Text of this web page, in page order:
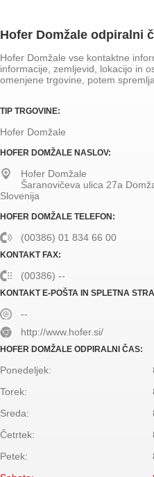
Hofer Domžale odpiralni
Hofer Domžale vse kontaktne
informacije, zemljevid, lokacijo in
omenjene trgovine, potem
TIP TRGOVINE:
Hofer Domžale
HOFER DOMŽALE NASLOV:
Hofer Domžale
Šaranovičeva ulica 27a
Slovenija
HOFER DOMŽALE TELEFON:
(00386) 01 834 66 00
KONTAKT FAX:
(00386) --
KONTAKT E-POŠTA IN SPLETNA
--
http://www.hofer.si/
HOFER DOMŽALE ODPIRALNI ČAS:
Ponedeljek:
Torek:
Sreda:
Četrtek:
Petek: